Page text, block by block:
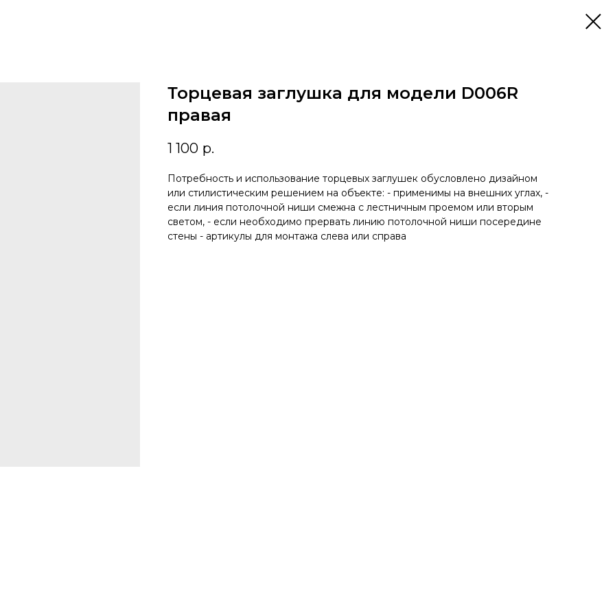
Торцевая заглушка для модели D006R
правая
1 100 р.
Потребность и использование торцевых заглушек обусловлено дизайном
или стилистическим решением на объекте: - применимы на внешних углах, -
если линия потолочной ниши смежна с лестничным проемом или вторым
светом, - если необходимо прервать линию потолочной ниши посередине
стены - артикулы для монтажа слева или справа